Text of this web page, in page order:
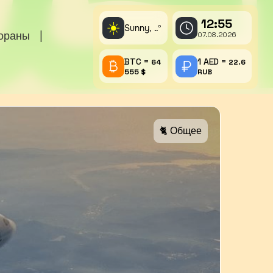
☀️ Sunny, ..° 12:55
07.08.2026
BTC = 64
555 $
1 AED = 22.6
RUB
🐈 Общее